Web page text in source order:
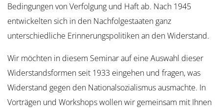
Bedingungen von Verfolgung und Haft ab. Nach 1945
entwickelten sich in den Nachfolgestaaten ganz
unterschiedliche Erinnerungspolitiken an den Widerstand.
Wir möchten in diesem Seminar auf eine Auswahl dieser
Widerstandsformen seit 1933 eingehen und fragen, was
Widerstand gegen den Nationalsozialismus ausmachte. In
Vorträgen und Workshops wollen wir gemeinsam mit Ihnen